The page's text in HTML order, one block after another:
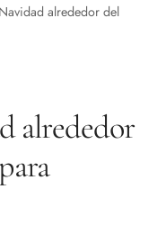
alrededor del
alrededor